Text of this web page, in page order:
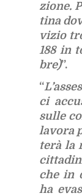
zio­ne.
ti­na
vi­zio
188 in
bre)”.
“
ci
sul­le
la­vo­ra
te­rà la
che in
ha